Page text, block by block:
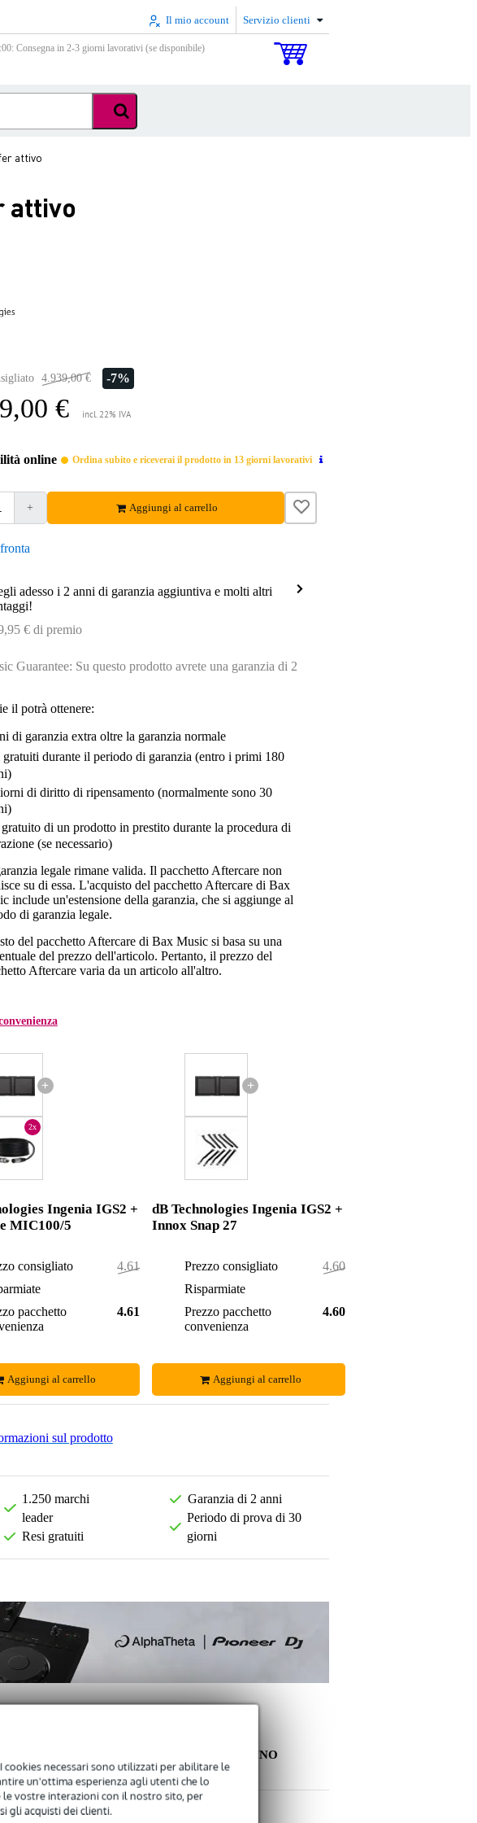
necessari sono utilizzati per abilitare le
un'ottima esperienza agli utenti che lo
le vostre interazioni con il nostro sito, per
gli acquisti dei clienti.
Il mio account Servizio clienti
Consegna in 2-3 giorni lavorativi (se disponibile)
attivo
attivo
4.939,00 € -7%
€ incl. 22% IVA
online Ordina subito e riceverai il prodotto in 13 giorni lavorativi
+ Aggiungi al carrello
adesso i 2 anni di garanzia aggiuntiva e molti altri
€ di premio
Guarantee: Su questo prodotto avrete una garanzia di 2
il potrà ottenere:
di garanzia extra oltre la garanzia normale
gratuiti durante il periodo di garanzia (entro i primi 180
di diritto di ripensamento (normalmente sono 30
di un prodotto in prestito durante la procedura di
(se necessario)
legale rimane valida. Il pacchetto Aftercare non
su di essa. L'acquisto del pacchetto Aftercare di Bax
include un'estensione della garanzia, che si aggiunge al
di garanzia legale.
del pacchetto Aftercare di Bax Music si basa su una
del prezzo dell'articolo. Pertanto, il prezzo del
Aftercare varia da un articolo all'altro.
+
2x
Ingenia IGS2 +
MIC100/5
consigliato
4.616,00 €
pacchetto
4.613,00 €
Aggiungi al carrello
+
dB Technologies Ingenia IGS2 +
Innox Snap 27
Prezzo consigliato
4.604,50 €
Risparmiate
Prezzo pacchetto
convenienza
4.603,00 €
Aggiungi al carrello
sul prodotto
1.250 marchi
leader
Resi gratuiti
Garanzia di 2 anni
Periodo di prova di 30
giorni
ALTRI CLIENTI HANNO
COMPRATO ANCHE